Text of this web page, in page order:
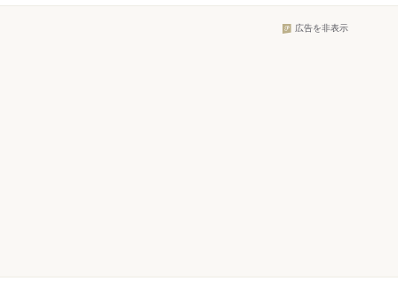
広告を非表示